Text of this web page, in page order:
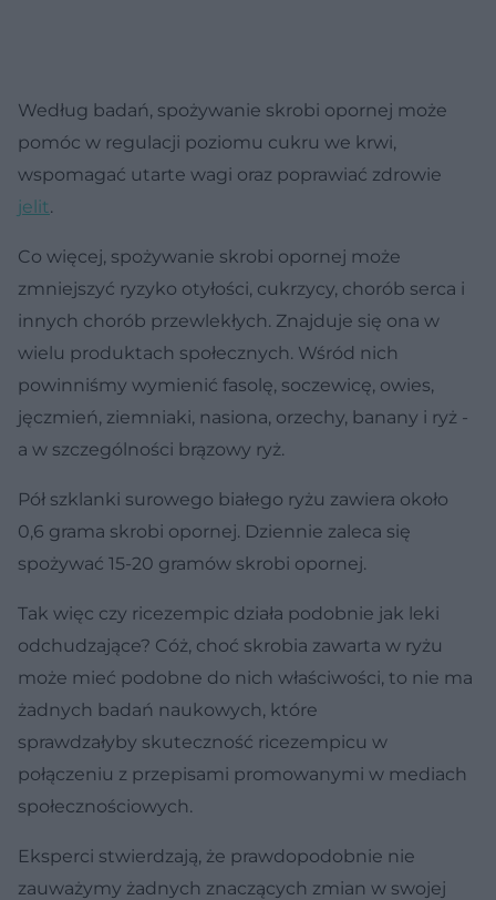
Według badań, spożywanie skrobi opornej może
pomóc w regulacji poziomu cukru we krwi,
wspomagać utarte wagi oraz poprawiać zdrowie
jelit.
Co więcej, spożywanie skrobi opornej może
zmniejszyć ryzyko otyłości, cukrzycy, chorób serca i
innych chorób przewlekłych. Znajduje się ona w
wielu produktach społecznych. Wśród nich
powinniśmy wymienić fasolę, soczewicę, owies,
jęczmień, ziemniaki, nasiona, orzechy, banany i ryż -
a w szczególności brązowy ryż.
Pół szklanki surowego białego ryżu zawiera około
0,6 grama skrobi opornej. Dziennie zaleca się
spożywać 15-20 gramów skrobi opornej.
Tak więc czy ricezempic działa podobnie jak leki
odchudzające? Cóż, choć skrobia zawarta w ryżu
może mieć podobne do nich właściwości, to nie ma
żadnych badań naukowych, które
sprawdzałyby skuteczność ricezempicu w
połączeniu z przepisami promowanymi w mediach
społecznościowych.
Eksperci stwierdzają, że prawdopodobnie nie
zauważymy żadnych znaczących zmian w swojej